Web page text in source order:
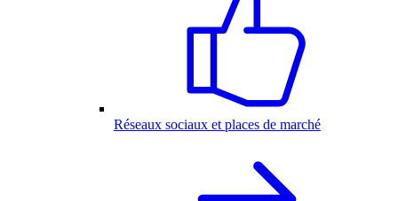
Réseaux sociaux et places de marché